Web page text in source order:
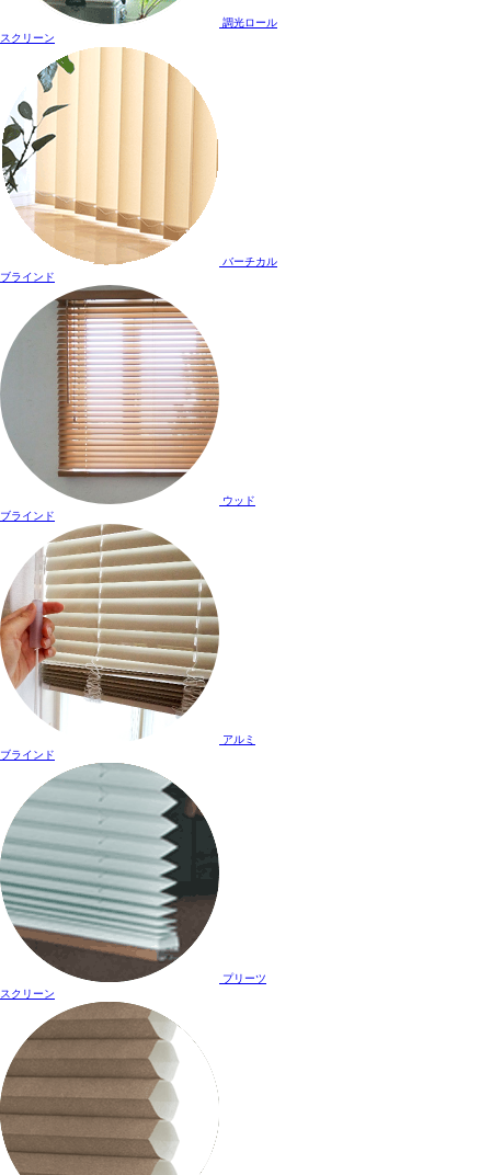
調光ロール
スクリーン
バーチカル
ブラインド
ウッド
ブラインド
アルミ
ブラインド
プリーツ
スクリーン